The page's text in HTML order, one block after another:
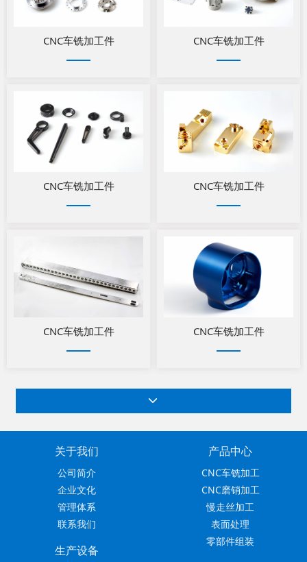
CNC车铣加工件 CNC车铣加工件
CNC车铣加工件 CNC车铣加工件
CNC车铣加工件 CNC车铣加工件
关于我们
公司简介
企业文化
管理体系
联系我们
产品中心
CNC车铣加工
CNC磨销加工
慢走丝加工
表面处理
零部件组装
生产设备